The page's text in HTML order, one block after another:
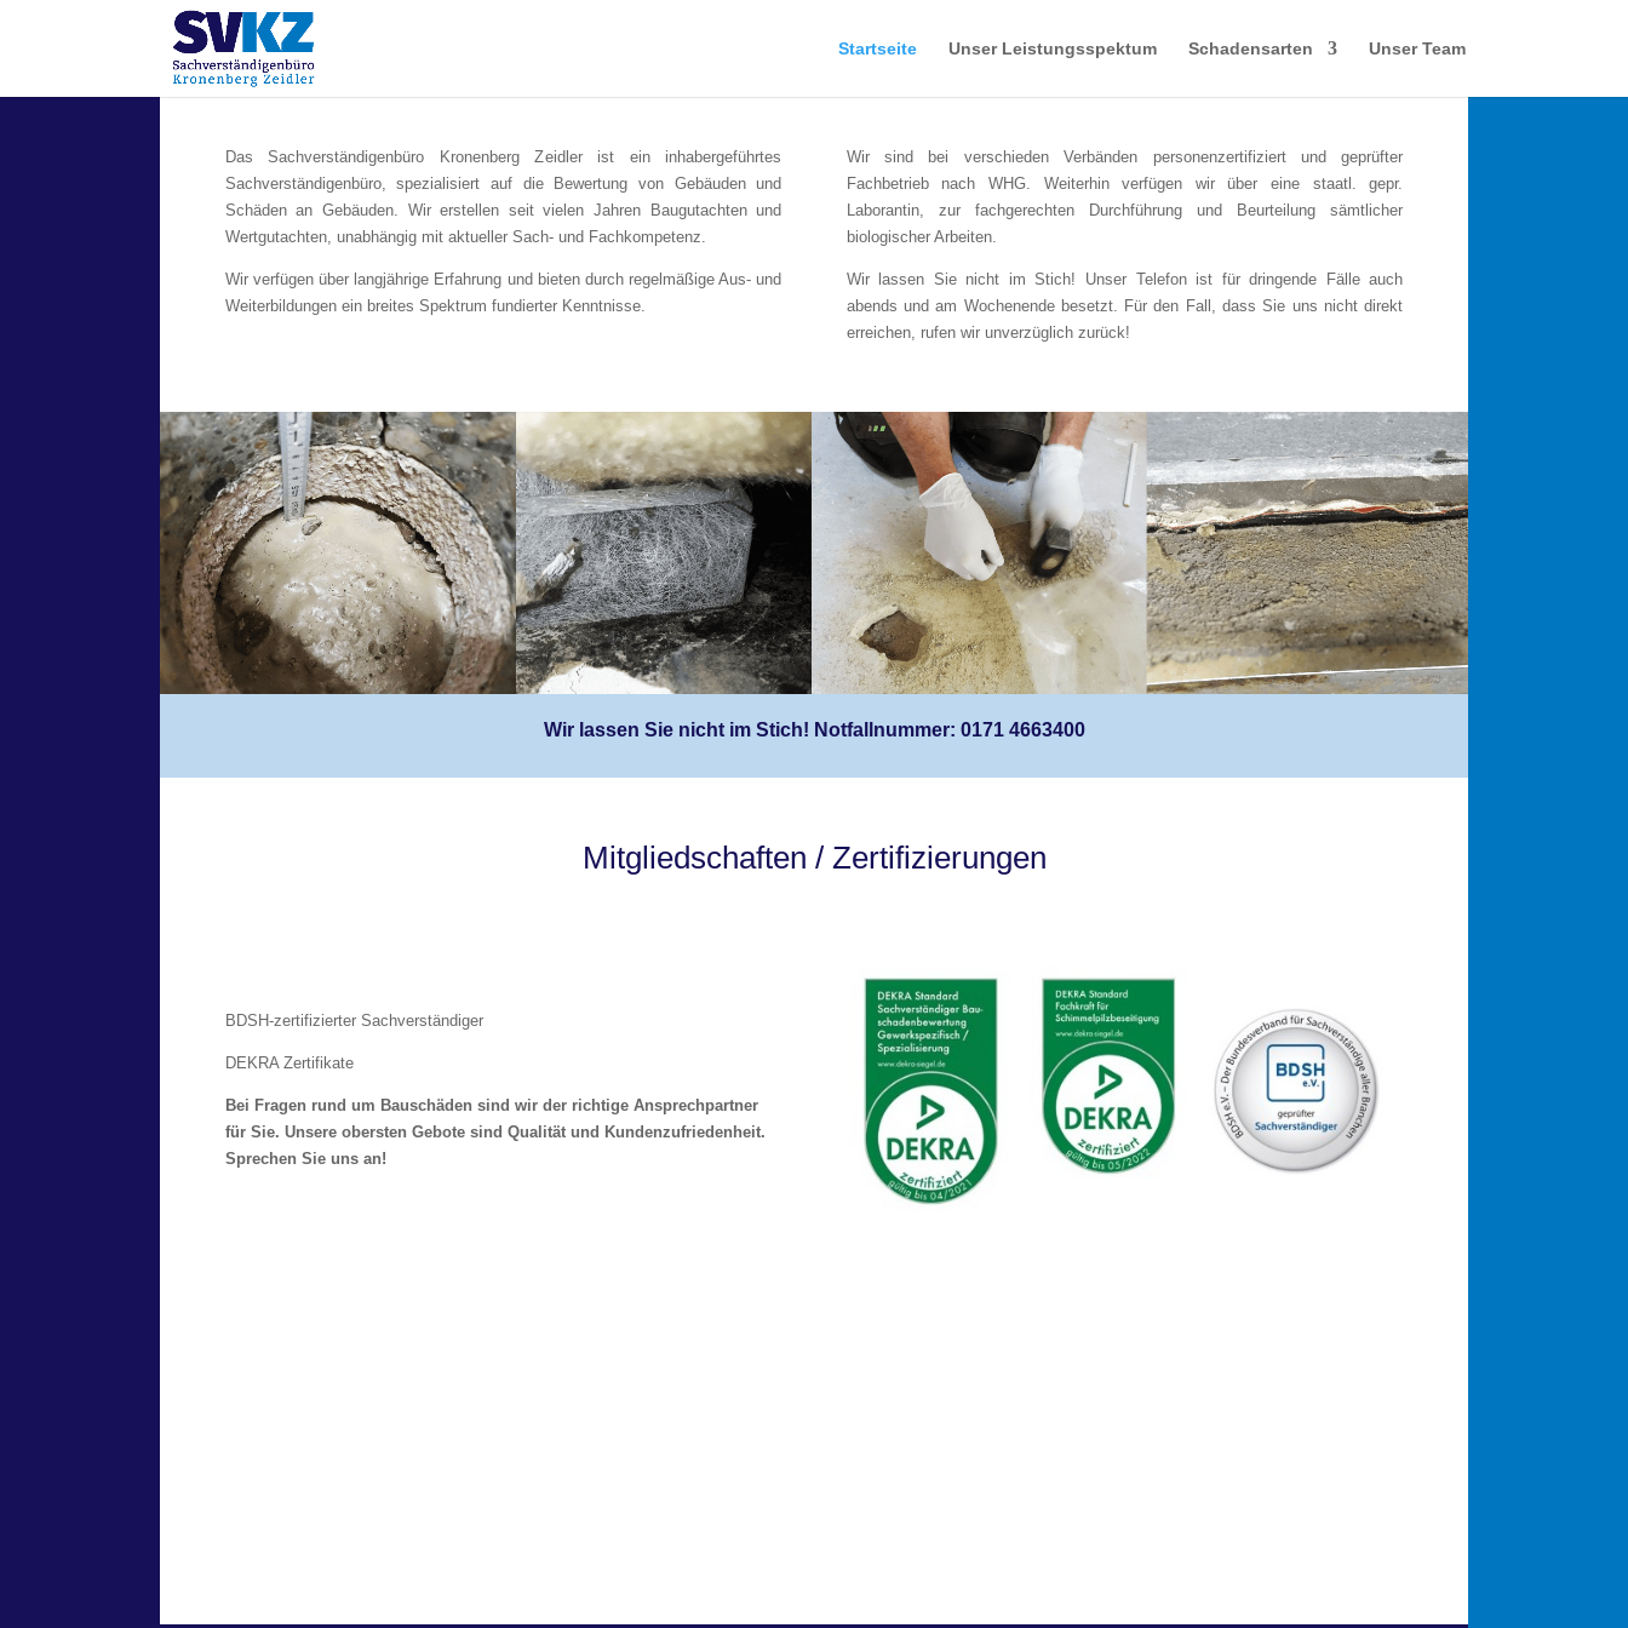
Startseite Unser Leistungsspektum Schadensarten Unser Team
Das Sachverständigenbüro Kronenberg Zeidler ist ein inhabergeführtes
Sachverständigenbüro, spezialisiert auf die Bewertung von Gebäuden und
Schäden an Gebäuden. Wir erstellen seit vielen Jahren Baugutachten und
Wertgutachten, unabhängig mit aktueller Sach- und Fachkompetenz.
Wir verfügen über langjährige Erfahrung und bieten durch regelmäßige Aus- und
Weiterbildungen ein breites Spektrum fundierter Kenntnisse.
Wir sind bei verschieden Verbänden personenzertifiziert und geprüfter
Fachbetrieb nach WHG. Weiterhin verfügen wir über eine staatl. gepr.
Laborantin, zur fachgerechten Durchführung und Beurteilung sämtlicher
biologischer Arbeiten.
Wir lassen Sie nicht im Stich! Unser Telefon ist für dringende Fälle auch
abends und am Wochenende besetzt. Für den Fall, dass Sie uns nicht direkt
erreichen, rufen wir unverzüglich zurück!
Wir lassen Sie nicht im Stich! Notfallnummer: 0171 4663400
Mitgliedschaften / Zertifizierungen
BDSH-zertifizierter Sachverständiger
DEKRA Zertifikate
Bei Fragen rund um Bauschäden sind wir der richtige Ansprechpartner
für Sie. Unsere obersten Gebote sind Qualität und Kundenzufriedenheit.
Sprechen Sie uns an!